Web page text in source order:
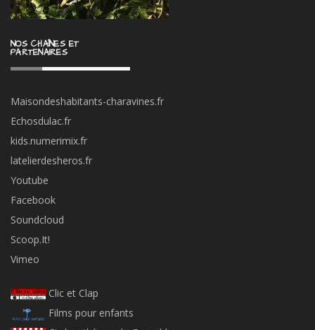
NOS CHAÎNES ET
PARTENAIRES
Maisondeshabitants-charavines.fr
Echosdulac.fr
kids.numerimix.fr
latelierdesheros.fr
Youtube
Facebook
Soundcloud
Scoop.It!
Vimeo
Clic et Clap
Films pour enfants